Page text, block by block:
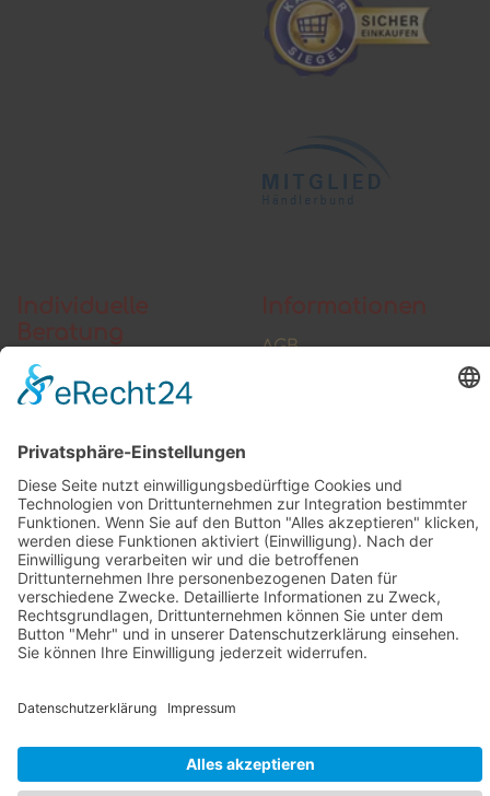
AGB
Widerrufsformular
Kundenstimmen
Social Media
© 2026 raumkultur.eu